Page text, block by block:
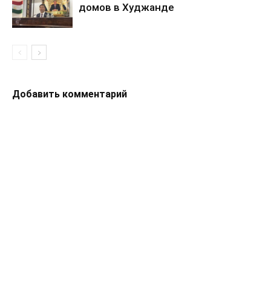
домов в Худжанде
Добавить комментарий